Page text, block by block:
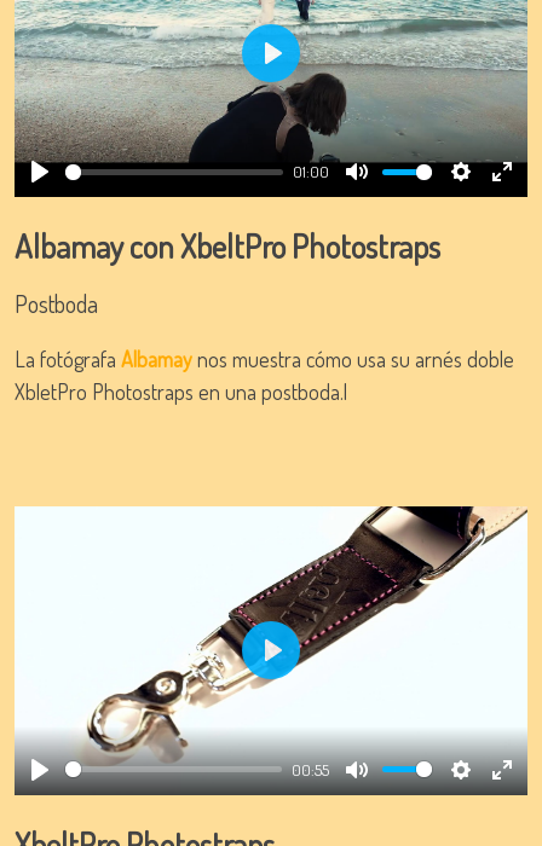
Play
01:00
Mute Settings
Play
Albamay con XbeltPro Photostraps
Postboda
La fotógrafa Albamaynos muestra cómo usa su arnés doble
XbletPro Photostraps en una postboda.l
Play
00:55
Mute Settings
Play